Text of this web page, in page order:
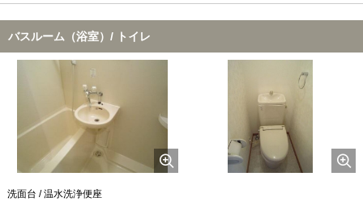
バスルーム（浴室）/ トイレ
洗面台 / 温水洗浄便座